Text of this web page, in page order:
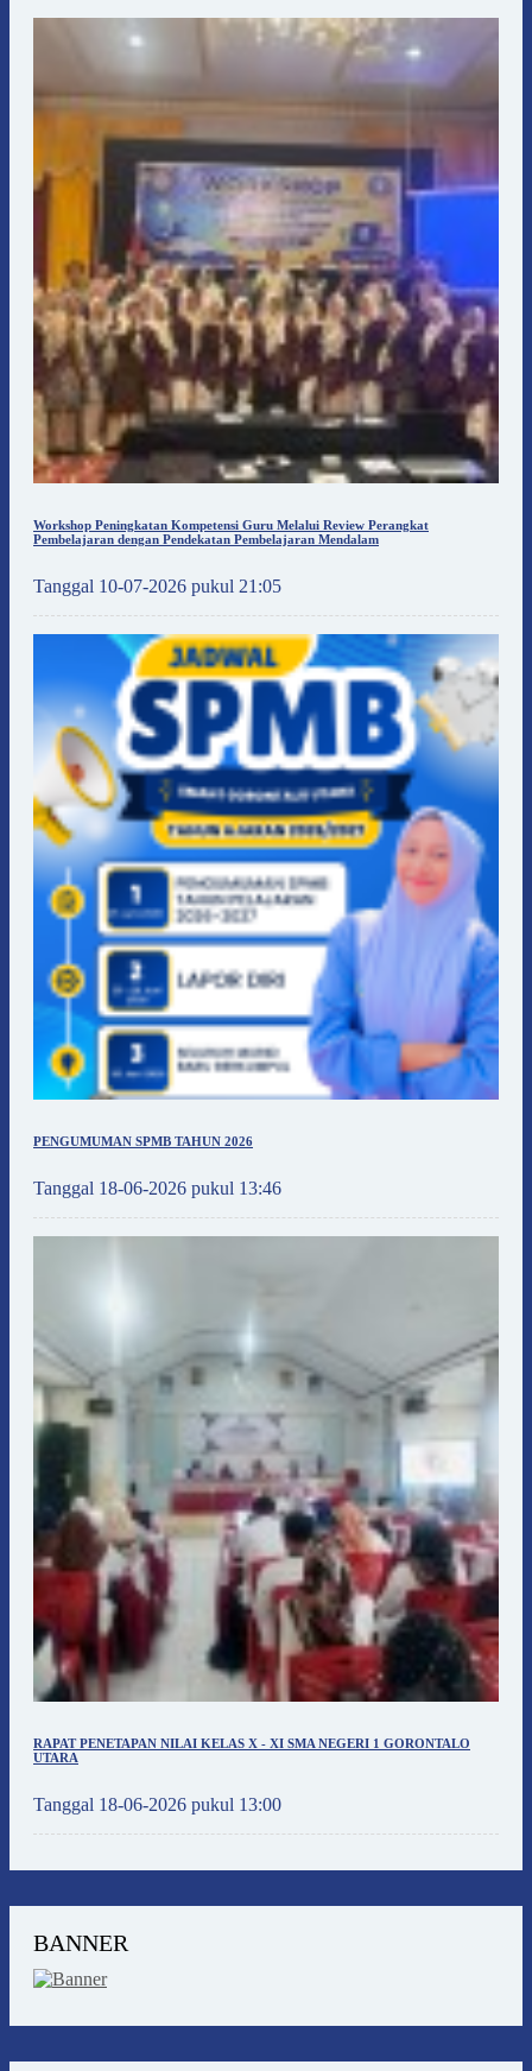
Workshop Peningkatan Kompetensi Guru Melalui Review Perangkat
Pembelajaran dengan Pendekatan Pembelajaran Mendalam
Tanggal 10-07-2026 pukul 21:05
PENGUMUMAN SPMB TAHUN 2026
Tanggal 18-06-2026 pukul 13:46
RAPAT PENETAPAN NILAI KELAS X - XI SMA NEGERI 1 GORONTALO
UTARA
Tanggal 18-06-2026 pukul 13:00
BANNER